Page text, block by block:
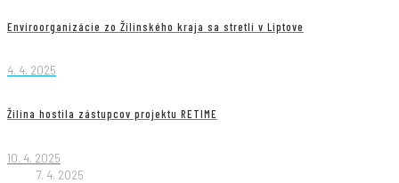
Enviroorganizácie zo Žilinského kraja sa stretli v Liptove
4. 4. 2025
Žilina hostila zástupcov projektu RETIME
10. 4. 2025
7. 4. 2025